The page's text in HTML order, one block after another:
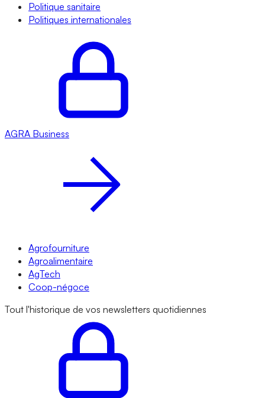
Politique sanitaire
Politiques internationales
AGRA Business
Agrofourniture
Agroalimentaire
AgTech
Coop-négoce
Tout l'historique de vos newsletters quotidiennes